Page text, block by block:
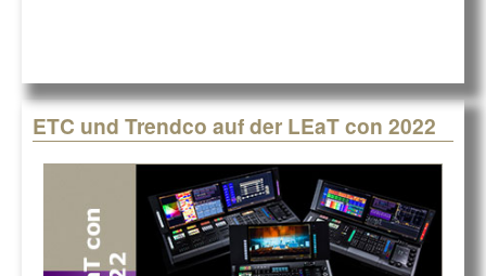
ETC und Trendco auf der LEaT con 2022